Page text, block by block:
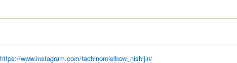
https://www.instagram.com/tachinomielbow_nishijin/